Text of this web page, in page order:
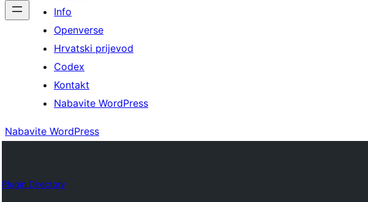
Info
Openverse
Hrvatski prijevod
Codex
Kontakt
Nabavite WordPress
Nabavite WordPress
Plugin Directory